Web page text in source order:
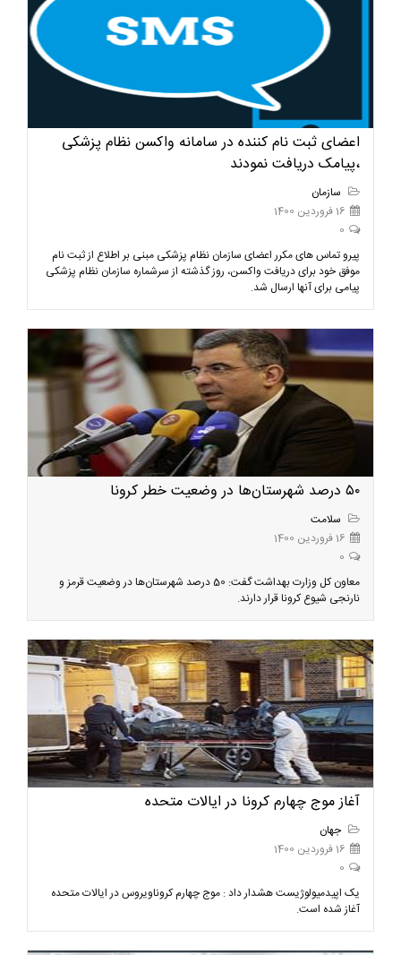
اعضای ثبت نام کننده در سامانه واکسن نظام پزشکی
،پیامک دریافت نمودند
سازمان
16 فروردین 1400
0
پیرو تماس های مکرر اعضای سازمان نظام پزشکی مبنی بر اطلاع از ثبت نام
موفق خود برای دریافت واکسن، روز گذشته از سرشماره سازمان نظام پزشکی
پیامی برای آنها ارسال شد.
۵۰ درصد شهرستان‌ها در وضعیت خطر کرونا
سلامت
16 فروردین 1400
0
معاون کل وزارت بهداشت گفت: 50 درصد شهرستان‌ها در وضعیت قرمز و
نارنجی شیوع کرونا قرار دارند.
آغاز موج چهارم کرونا در ایالات متحده
جهان
16 فروردین 1400
0
یک اپیدمیولوژیست هشدار داد : موج چهارم کروناویروس در ایالات متحده
آغاز شده است.